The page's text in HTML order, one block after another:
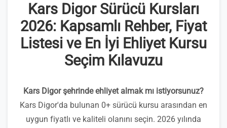
Kars Digor Sürücü Kursları
2026: Kapsamlı Rehber, Fiyat
Listesi ve En İyi Ehliyet Kursu
Seçim Kılavuzu
Kars Digor şehrinde ehliyet almak mı istiyorsunuz?
Kars Digor'da bulunan 0+ sürücü kursu arasından en
uygun fiyatlı ve kaliteli olanını seçin. 2026 yılında